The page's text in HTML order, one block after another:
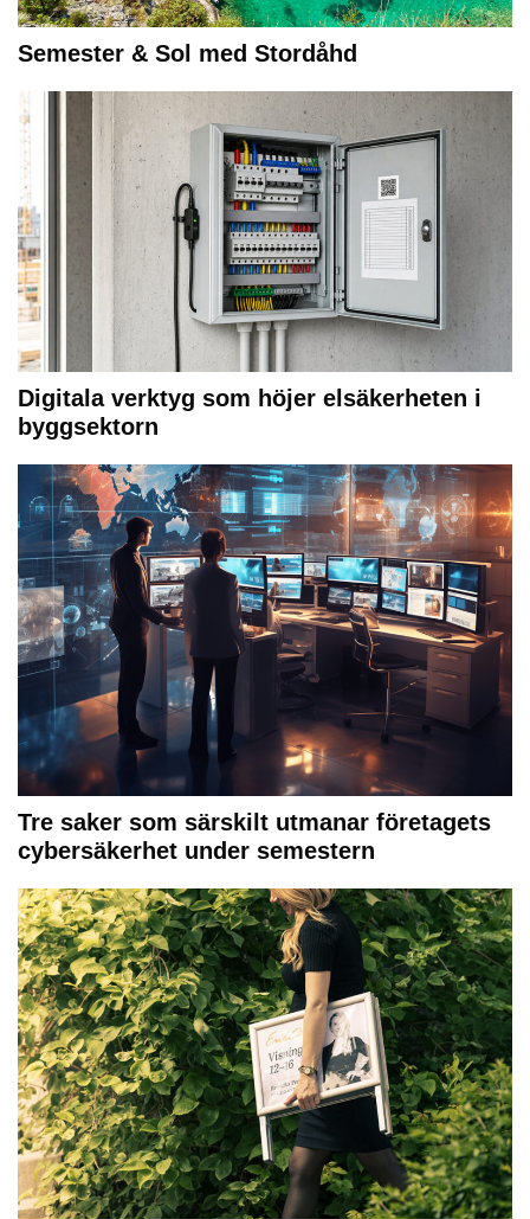
Semester & Sol med Stordåhd
Digitala verktyg som höjer elsäkerheten i
byggsektorn
Tre saker som särskilt utmanar företagets
cybersäkerhet under semestern